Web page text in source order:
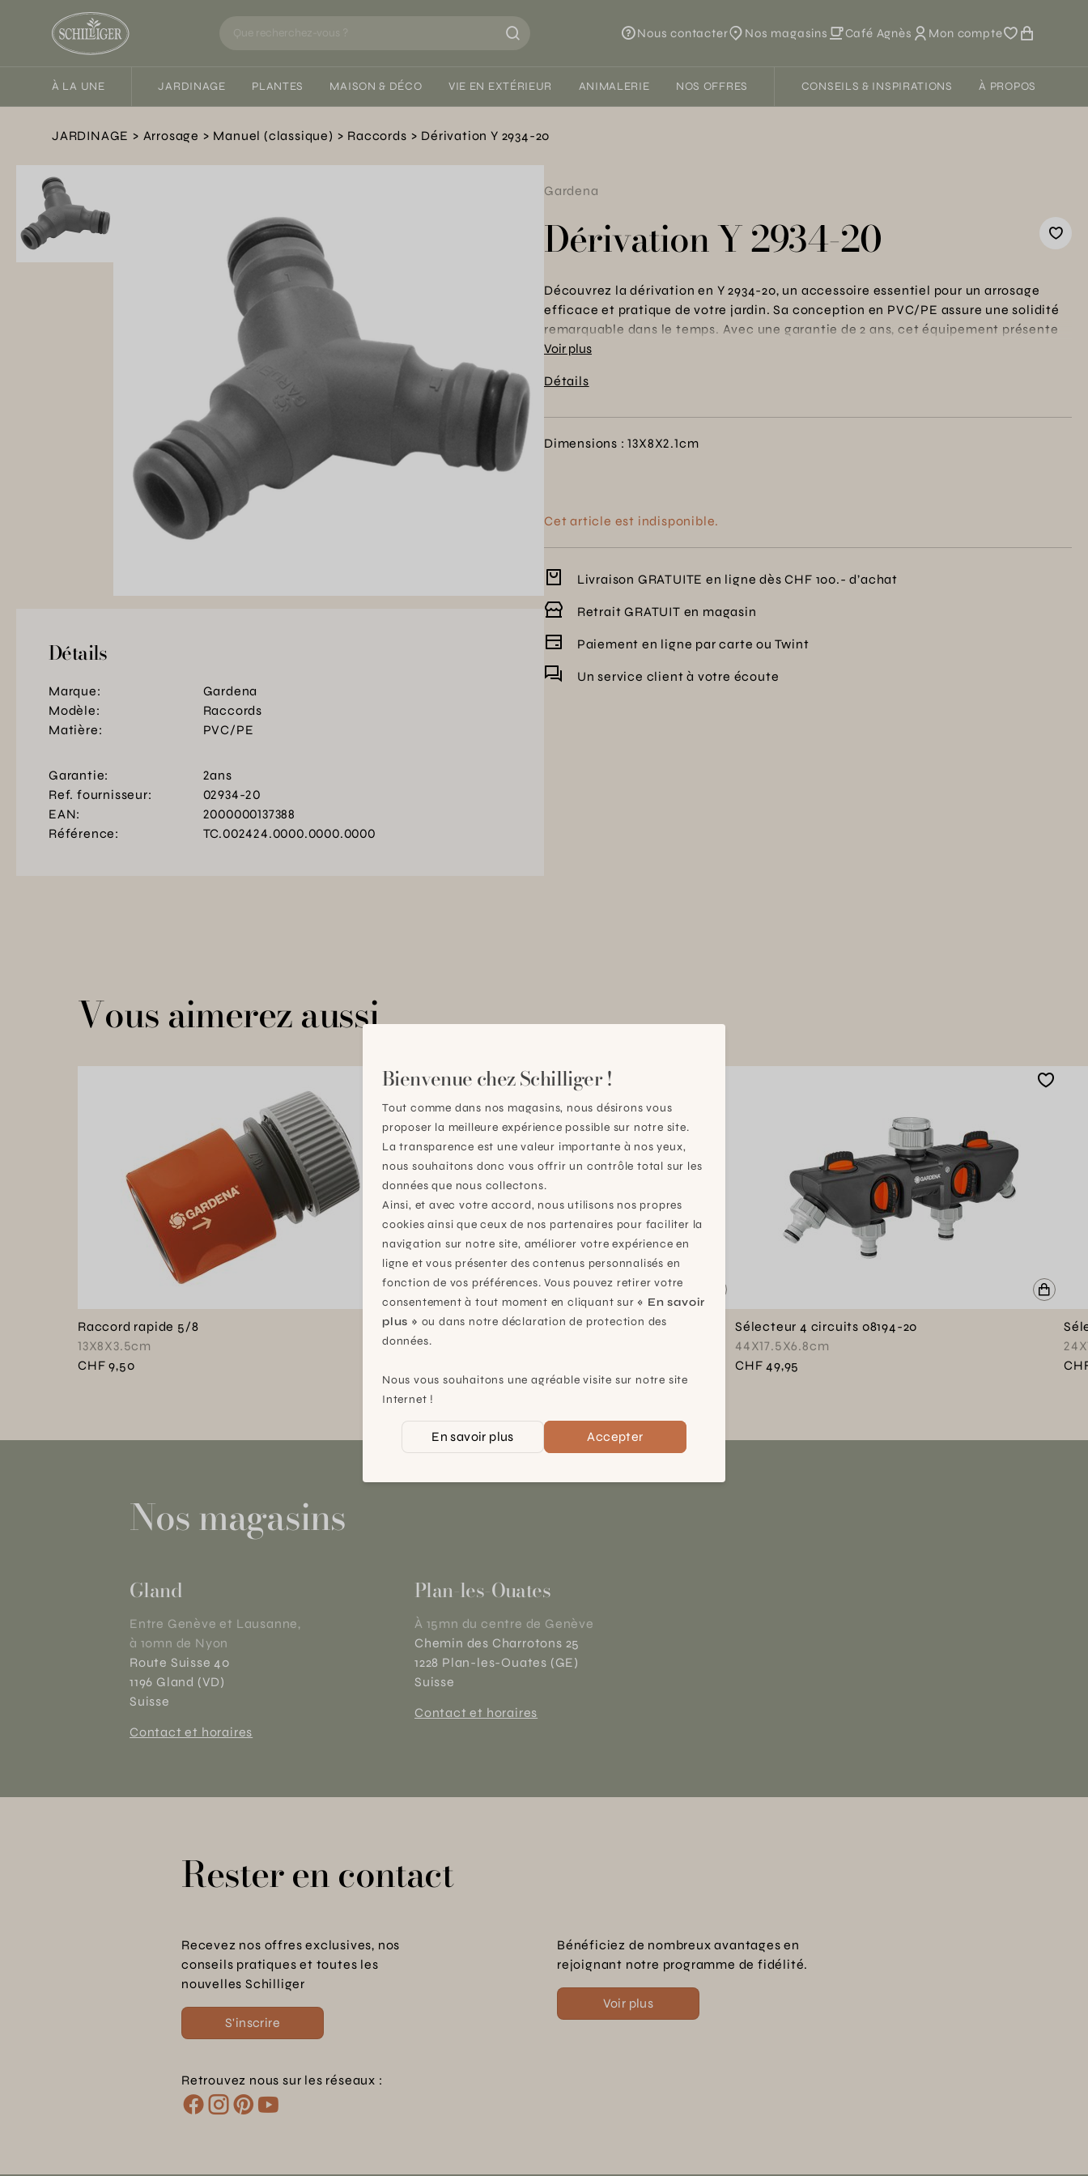
Nous contacter Nos magasins Café Agnès Mon compte
À LA UNE JARDINAGE PLANTES MAISON & DÉCO VIE EN EXTÉRIEUR ANIMALERIE NOS OFFRES CONSEILS & INSPIRATIONS À PROPOS
JARDINAGE Arrosage Manuel (classique) Raccords Dérivation Y 2934-20
Détails
Marque:
Gardena
Modèle:
Raccords
Matière:
PVC/PE
Garantie:
2ans
Ref. fournisseur:
02934-20
EAN:
2000000137388
Référence:
TC.002424.0000.0000.0000
Gardena
Dérivation Y 2934-20
Découvrez la dérivation en Y 2934-20, un accessoire essentiel pour un arrosage
efficace et pratique de votre jardin. Sa conception en PVC/PE assure une solidité
remarquable dans le temps. Avec une garantie de 2 ans, cet équipement présente
une solution fiable pour optimiser votre système d'irrigation et partager l'eau entre
indispensable.
Voir plus
Détails
Dimensions : 13X8X2.1cm
Cet article est indisponible.
Livraison GRATUITE en ligne dès CHF 100.- d’achat
Retrait GRATUIT en magasin
Paiement en ligne par carte ou Twint
Un service client à votre écoute
Vous aimerez aussi
Raccord rapide 5/8
13X8X3.5cm
CHF 9,50
Dérivation Y 2934-20
13X8X2.1cm
Sélecteur 4 circuits 08194-20
44X17.5X6.8cm
CHF 49,95
Nos magasins
Gland
Entre Genève et Lausanne,
à 10mn de Nyon
Route Suisse 40
1196 Gland (VD)
Suisse
Contact et horaires
Plan-les-Ouates
À 15mn du centre de Genève
Chemin des Charrotons 25
1228 Plan-les-Ouates (GE)
Suisse
Contact et horaires
Rester en contact
Recevez nos offres exclusives, nos
conseils pratiques et toutes les
nouvelles Schilliger
S'inscrire
Bénéficiez de nombreux avantages en
rejoignant notre programme de fidélité.
Voir plus
Retrouvez nous sur les réseaux :
Bienvenue chez Schilliger !
Tout comme dans nos magasins, nous désirons vous
proposer la meilleure expérience possible sur notre site.
La transparence est une valeur importante à nos yeux,
nous souhaitons donc vous offrir un contrôle total sur les
données que nous collectons.
Ainsi, et avec votre accord, nous utilisons nos propres
cookies ainsi que ceux de nos partenaires pour faciliter la
navigation sur notre site, améliorer votre expérience en
ligne et vous présenter des contenus personnalisés en
fonction de vos préférences. Vous pouvez retirer votre
consentement à tout moment en cliquant sur « En savoir
plus » ou dans notre déclaration de protection des
données.
Nous vous souhaitons une agréable visite sur notre site
Internet !
En savoir plus Accepter